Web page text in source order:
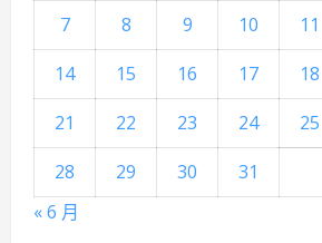
7
8 9 10 11
14
15 16 17 18
21
22 23 24 25
28
29 30
31
« 6 月